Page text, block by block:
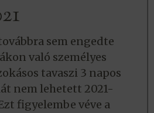
sem engedte
való személyes
tavaszi 3 napos
nem lehetett 2021-
figyelembe véve a